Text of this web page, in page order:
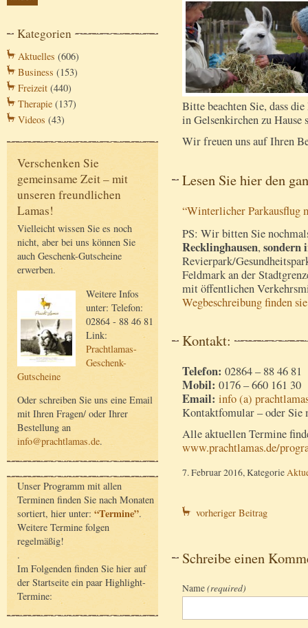
Kategorien
Aktuelles (606)
Business (153)
Freizeit (440)
Therapie (137)
Videos (43)
Verschenken Sie
gemeinsame Zeit – mit
unseren freundlichen
Lamas!
Vielleicht wissen Sie es noch
nicht, aber bei uns können Sie
auch Geschenk-Gutscheine
erwerben.
Weitere Infos
unter: Telefon:
02864 - 88 46 81
Link:
Prachtlamas-
Geschenk-
Gutscheine
Oder schreiben Sie uns eine Email
mit Ihren Fragen/ oder Ihrer
Bestellung an
info@prachtlamas.de.
Unser Programm mit allen
Terminen finden Sie nach Monaten
sortiert, hier unter: “Termine”.
Weitere Termine folgen
regelmäßig!
.
Im Folgenden finden Sie hier auf
der Startseite ein paar Highlight-
Termine:
Bitte beachten Sie, dass
in Gelsenkirchen zu Hause
Wir freuen uns auf Ihren
Lesen Sie hier den
“Winterlicher Parkausflug
PS: Wir bitten Sie
Recklinghausen, sondern
Revierpark/
Feldmark an der
mit öffentlichen
Wegbeschreibung finden
Kontakt:
Telefon: 02864 – 88 46 81
Mobil: 0176 – 660 161 30
Email: info (a)
Kontaktfomular – oder Sie
Alle aktuellen Termine
www.prachtlamas.de/
7. Februar 2016, Kategorie
vorheriger Beitrag
Schreibe einen
Name(required)